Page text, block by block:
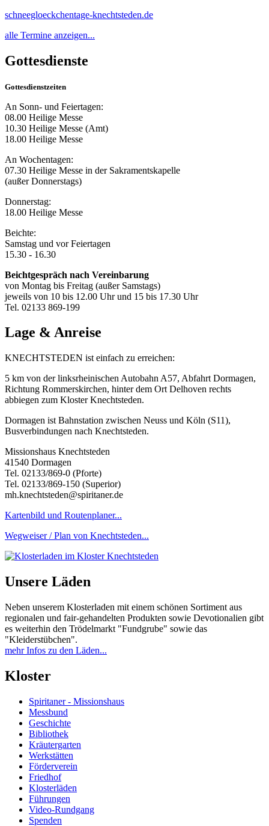
schneegloeckchentage-knechtsteden.de
alle Termine anzeigen...
Gottesdienste
Gottesdienstzeiten
An Sonn- und Feiertagen:
08.00 Heilige Messe
10.30 Heilige Messe (Amt)
18.00 Heilige Messe
An Wochentagen:
07.30 Heilige Messe in der Sakramentskapelle
(außer Donnerstags)
Donnerstag:
18.00 Heilige Messe
Beichte:
Samstag und vor Feiertagen
15.30 - 16.30
Beichtgespräch nach Vereinbarung
von Montag bis Freitag (außer Samstags)
jeweils von 10 bis 12.00 Uhr und 15 bis 17.30 Uhr
Tel. 02133 869-199
Lage & Anreise
KNECHTSTEDEN ist einfach zu erreichen:
5 km von der linksrheinischen Autobahn A57, Abfahrt Dormagen,
Richtung Rommerskirchen, hinter dem Ort Delhoven rechts
abbiegen zum Kloster Knechtsteden.
Dormagen ist Bahnstation zwischen Neuss und Köln (S11),
Busverbindungen nach Knechtsteden.
Missionshaus Knechtsteden
41540 Dormagen
Tel. 02133/869-0 (Pforte)
Tel. 02133/869-150 (Superior)
mh.knechtsteden@spiritaner.de
Kartenbild und Routenplaner...
Wegweiser / Plan von Knechtsteden...
Unsere Läden
Neben unserem Klosterladen mit einem schönen Sortiment aus
regionalen und fair-gehandelten Produkten sowie Devotionalien gibt
es weiterhin den Trödelmarkt "Fundgrube" sowie das
"Kleiderstübchen".
mehr Infos zu den Läden...
Kloster
Spiritaner - Missionshaus
Messbund
Geschichte
Bibliothek
Kräutergarten
Werkstätten
Förderverein
Friedhof
Klosterläden
Führungen
Video-Rundgang
Spenden